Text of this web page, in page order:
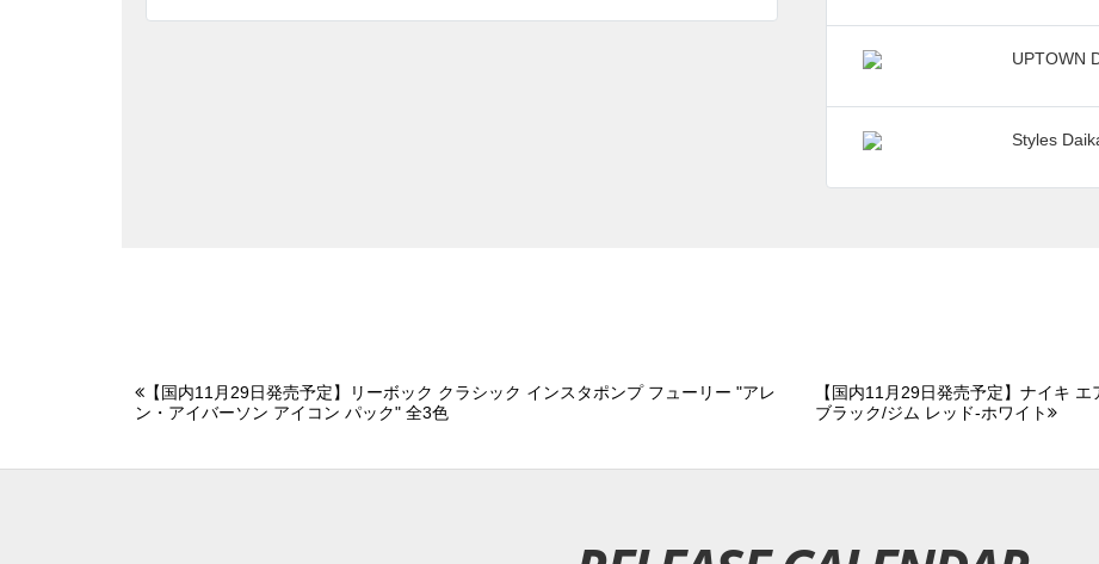
UPTOWN
Styles
【国内11月29日発売予定】リーボック クラシック インスタポンプ フューリー "アレ
ン・アイバーソン アイコン パック" 全3色
【国内11月29日発売予定】ナイキ
ブラック/ジム レッド-ホワイト